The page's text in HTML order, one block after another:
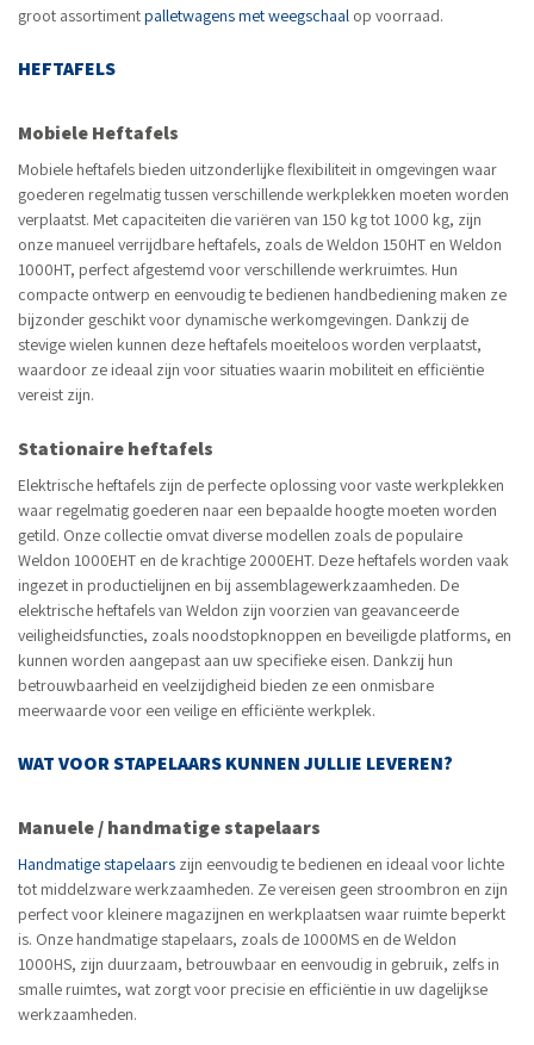
groot assortimentpalletwagens met weegschaal op voorraad.
HEFTAFELS
Mobiele Heftafels
Mobiele heftafels bieden uitzonderlijke flexibiliteit in omgevingen waar
goederen regelmatig tussen verschillende werkplekken moeten worden
verplaatst. Met capaciteiten die variëren van 150 kg tot 1000 kg, zijn
onze manueel verrijdbare heftafels, zoals de Weldon 150HT en Weldon
1000HT, perfect afgestemd voor verschillende werkruimtes. Hun
compacte ontwerp en eenvoudig te bedienen handbediening maken ze
bijzonder geschikt voor dynamische werkomgevingen. Dankzij de
stevige wielen kunnen deze heftafels moeiteloos worden verplaatst,
waardoor ze ideaal zijn voor situaties waarin mobiliteit en efficiëntie
vereist zijn.
Stationaire heftafels
Elektrische heftafels zijn de perfecte oplossing voor vaste werkplekken
waar regelmatig goederen naar een bepaalde hoogte moeten worden
getild. Onze collectie omvat diverse modellen zoals de populaire
Weldon 1000EHT en de krachtige 2000EHT. Deze heftafels worden vaak
ingezet in productielijnen en bij assemblagewerkzaamheden. De
elektrische heftafels van Weldon zijn voorzien van geavanceerde
veiligheidsfuncties, zoals noodstopknoppen en beveiligde platforms, en
kunnen worden aangepast aan uw specifieke eisen. Dankzij hun
betrouwbaarheid en veelzijdigheid bieden ze een onmisbare
meerwaarde voor een veilige en efficiënte werkplek.
WAT VOOR STAPELAARS KUNNEN JULLIE LEVEREN?
Manuele / handmatige stapelaars
Handmatige stapelaars zijn eenvoudig te bedienen en ideaal voor lichte
tot middelzware werkzaamheden. Ze vereisen geen stroombron en zijn
perfect voor kleinere magazijnen en werkplaatsen waar ruimte beperkt
is. Onze handmatige stapelaars, zoals de 1000MS en de Weldon
1000HS, zijn duurzaam, betrouwbaar en eenvoudig in gebruik, zelfs in
smalle ruimtes, wat zorgt voor precisie en efficiëntie in uw dagelijkse
werkzaamheden.